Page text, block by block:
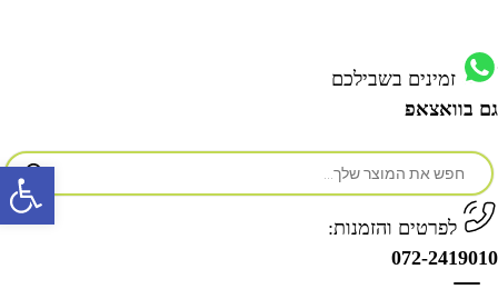
זמינים בשבילכם
גם בוואצאפ
Products
search
לפרטים והזמנות:
072-2419010
פתח